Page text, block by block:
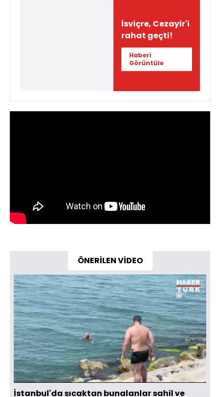
İsviçre, Cezayir'i
rahat geçti!
Haberi
Görüntüle
ÖNERİLEN VİDEO
Sesi
Aç
Yüklendi:
12.81%
Oynatma
Hızı
İstanbul'da sıcaktan bunalanlar sahil ve